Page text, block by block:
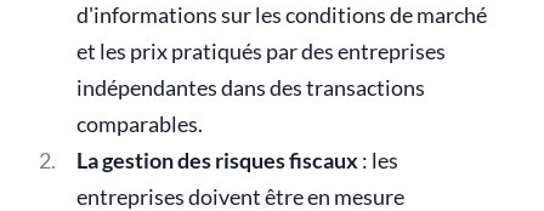
d'informations sur les conditions de marché
et les prix pratiqués par des entreprises
indépendantes dans des transactions
comparables.
La gestion des risques fiscaux : les
entreprises doivent être en mesure